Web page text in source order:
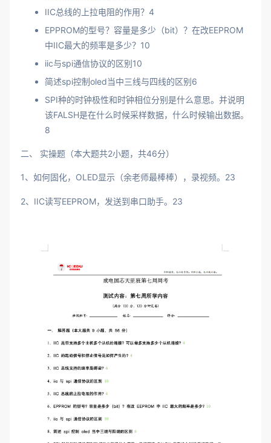
IIC总线的上拉电阻的作用？4
EPPROM的型号？容量是多少（bit）？在改EEPROM
中IIC最大的频率是多少？10
iic与spi通信协议的区别10
简述spi控制oled当中三线与四线的区别6
SPI种的时钟极性和时钟相位分别是什么意思。并说明
该FALSH是在什么时候采样数据，什么时候输出数据。
8
二、 实操题（本大题共2小题，共46分）
1、如何固化，OLED显示（余老师最棒棒），录视频。23
2、IIC读写EEPROM，发送到串口助手。23